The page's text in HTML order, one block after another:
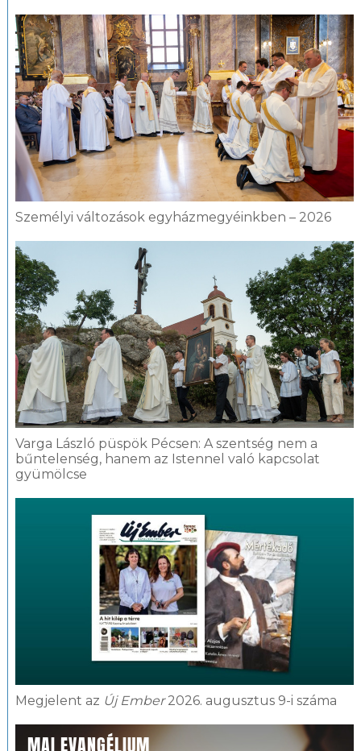
Személyi változások egyházmegyéinkben – 2026
Varga László püspök Pécsen: A szentség nem a
bűntelenség, hanem az Istennel való kapcsolat
gyümölcse
Megjelent az Új Ember2026. augusztus 9-i száma
MAI EVANGÉLIUM